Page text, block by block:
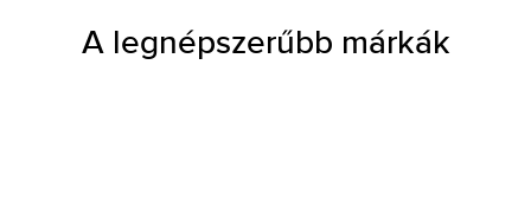
A legnépszerűbb márkák